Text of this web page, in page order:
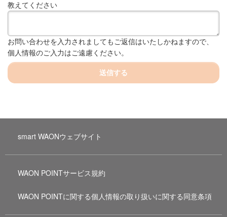
教えてください
お問い合わせを入力されましてもご返信はいたしかねますので、
個人情報のご入力はご遠慮ください。
送信する
smart WAONウェブサイト
WAON POINTサービス規約
WAON POINTに関する個人情報の取り扱いに関する同意条項